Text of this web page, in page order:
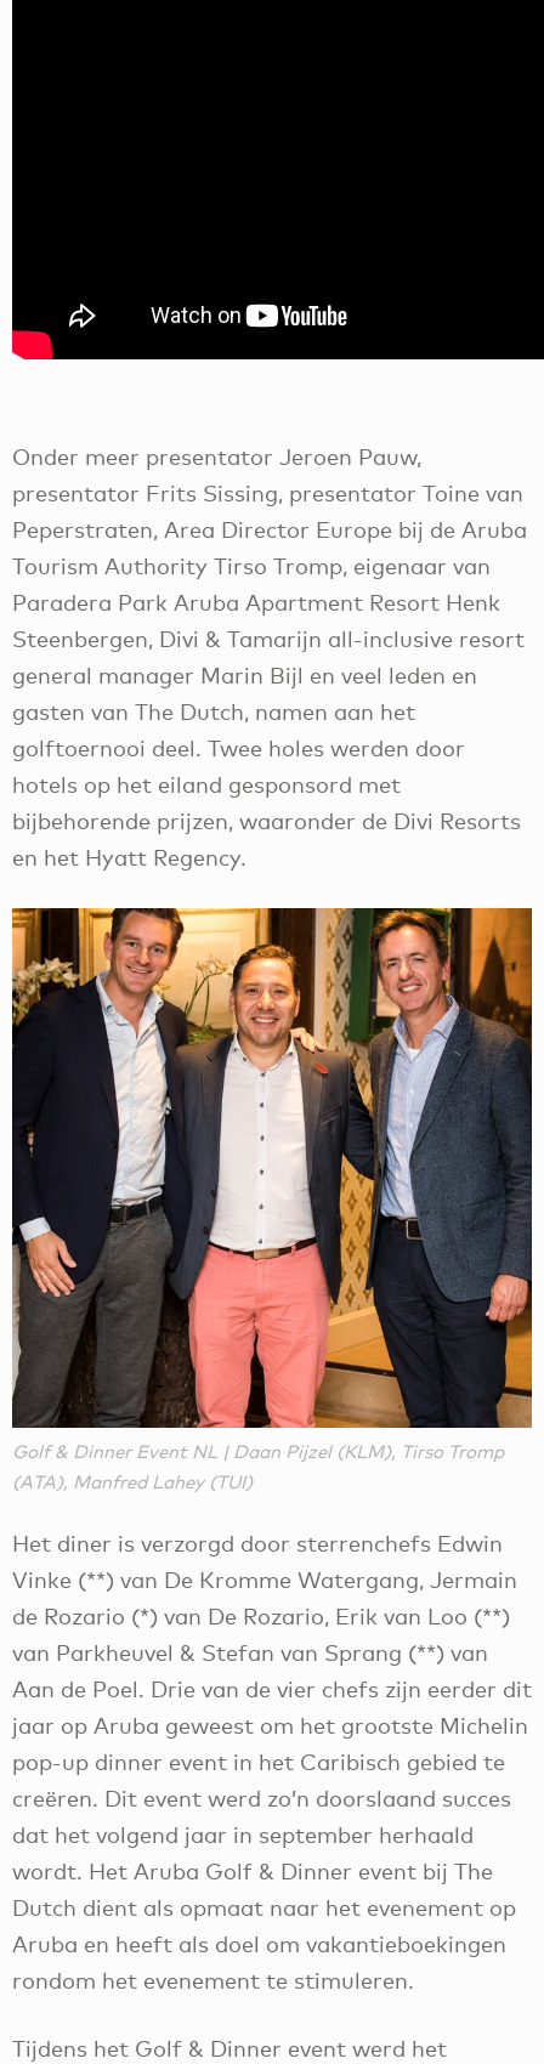
Onder meer presentator Jeroen Pauw,
presentator Frits Sissing, presentator Toine van
Peperstraten, Area Director Europe bij de Aruba
Tourism Authority Tirso Tromp, eigenaar van
Paradera Park Aruba Apartment Resort Henk
Steenbergen, Divi & Tamarijn all-inclusive resort
general manager Marin Bijl en veel leden en
gasten van The Dutch, namen aan het
golftoernooi deel. Twee holes werden door
hotels op het eiland gesponsord met
bijbehorende prijzen, waaronder de Divi Resorts
en het Hyatt Regency.
Golf & Dinner Event NL | Daan Pijzel (KLM), Tirso Tromp
(ATA), Manfred Lahey (TUI)
Het diner is verzorgd door sterrenchefs Edwin
Vinke (**) van De Kromme Watergang, Jermain
de Rozario (*) van De Rozario, Erik van Loo (**)
van Parkheuvel & Stefan van Sprang (**) van
Aan de Poel. Drie van de vier chefs zijn eerder dit
jaar op Aruba geweest om het grootste Michelin
pop-up dinner event in het Caribisch gebied te
creëren. Dit event werd zo’n doorslaand succes
dat het volgend jaar in september herhaald
wordt. Het Aruba Golf & Dinner event bij The
Dutch dient als opmaat naar het evenement op
Aruba en heeft als doel om vakantieboekingen
rondom het evenement te stimuleren.
Tijdens het Golf & Dinner event werd het